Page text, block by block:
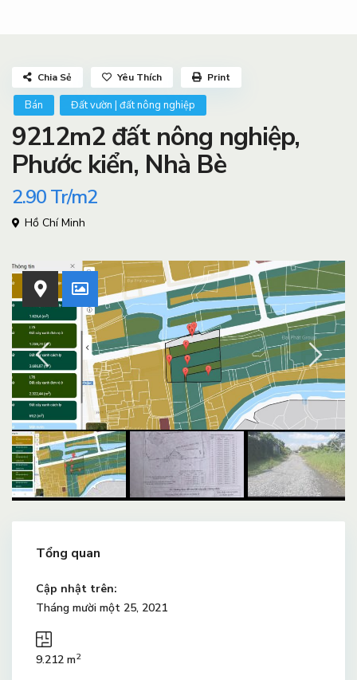
Bán Đất vườn | đất nông nghiệp
9212m2 đất nông nghiệp,
Phước kiển, Nhà Bè
2.90Tr/m2
Hồ Chí Minh
Chia Sẻ Yêu Thích Print
Tổng quan
Cập nhật trên:
Tháng mười một 25, 2021
9.212 m2